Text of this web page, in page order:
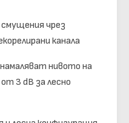
чрез
канала
нивото на
3 dB за лесно